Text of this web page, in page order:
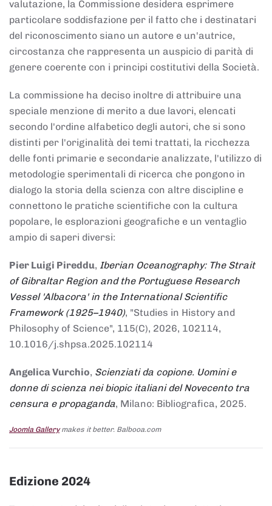
valutazione, la Commissione desidera esprimere
particolare soddisfazione per il fatto che i destinatari
del riconoscimento siano un autore e un'autrice,
circostanza che rappresenta un auspicio di parità di
genere coerente con i principi costitutivi della Società.
La commissione ha deciso inoltre di attribuire una
speciale menzione di merito a due lavori, elencati
secondo l'ordine alfabetico degli autori, che si sono
distinti per l'originalità dei temi trattati, la ricchezza
delle fonti primarie e secondarie analizzate, l'utilizzo di
metodologie sperimentali di ricerca che pongono in
dialogo la storia della scienza con altre discipline e
connettono le pratiche scientifiche con la cultura
popolare, le esplorazioni geografiche e un ventaglio
ampio di saperi diversi:
Pier Luigi Pireddu, Iberian Oceanography: The Strait
of Gibraltar Region and the Portuguese Research
Vessel 'Albacora' in the International Scientific
Framework (1925–1940), "Studies in History and
Philosophy of Science", 115(C), 2026, 102114,
10.1016/j.shpsa.2025.102114
Angelica Vurchio, Scienziati da copione. Uomini e
donne di scienza nei biopic italiani del Novecento tra
censura e propaganda, Milano: Bibliografica, 2025.
Joomla Gallerymakes it better. Balbooa.com
Edizione 2024